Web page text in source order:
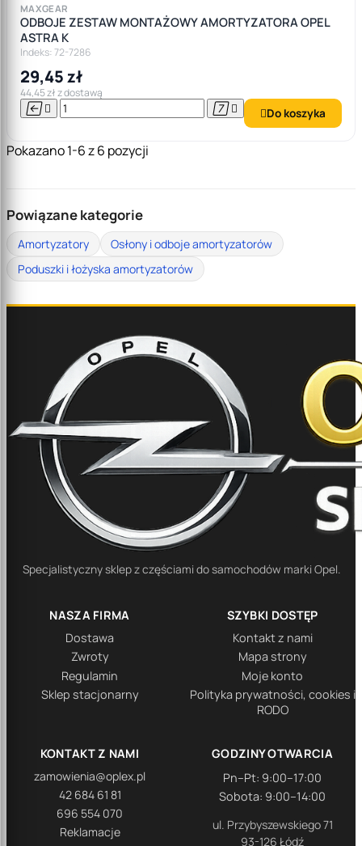
MAXGEAR
ODBOJE ZESTAW MONTAŻOWY AMORTYZATORA OPEL
ASTRA K
Indeks: 72-7286
29,45 zł
44,45 zł z dostawą
    Do koszyka
Pokazano 1-6 z 6 pozycji
Powiązane kategorie
Amortyzatory
Osłony i odboje amortyzatorów
Poduszki i łożyska amortyzatorów
Specjalistyczny sklep z częściami do samochodów marki Opel.
NASZA FIRMA
Dostawa
Zwroty
Regulamin
Sklep stacjonarny
SZYBKI DOSTĘP
Kontakt z nami
Mapa strony
Moje konto
Polityka prywatności, cookies i
RODO
KONTAKT Z NAMI
zamowienia@oplex.pl
42 684 61 81
696 554 070
Reklamacje
GODZINY OTWARCIA
Pn–Pt: 9:00–17:00
Sobota: 9:00–14:00
ul. Przybyszewskiego 71
93-126 Łódź